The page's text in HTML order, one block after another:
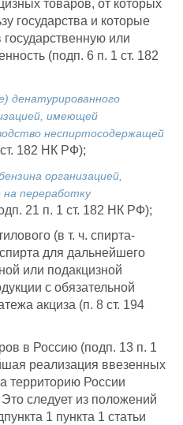
товаров, от которых
государства и которые
или
(подп. 6 п. 1 ст. 182
денатурированного
имеющей
неспиртосодержащей
182 НК РФ);
организацией,
переработку
21 п. 1 ст. 182 НК РФ);
(в т. ч. спирта-
для дальнейшего
или подакцизной
с обязательной
акциза (п. 8 ст. 194
в Россию (подп. 13 п. 1
реализация ввезенных
территорию России
следует из положений
1 пункта 1 статьи